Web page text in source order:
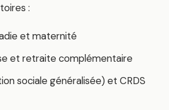
:
et maternité
et retraite complémentaire
sociale généralisée) et CRDS